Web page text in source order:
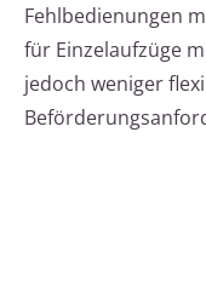
Fehlbedienungen
für Einzelaufzüge
jedoch weniger